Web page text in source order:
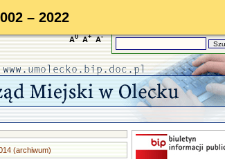
– 2022
A0 A+ A-
(archiwum)